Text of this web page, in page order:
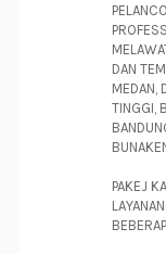
DAN
MEDAN,
TINGGI,
PAKEJ